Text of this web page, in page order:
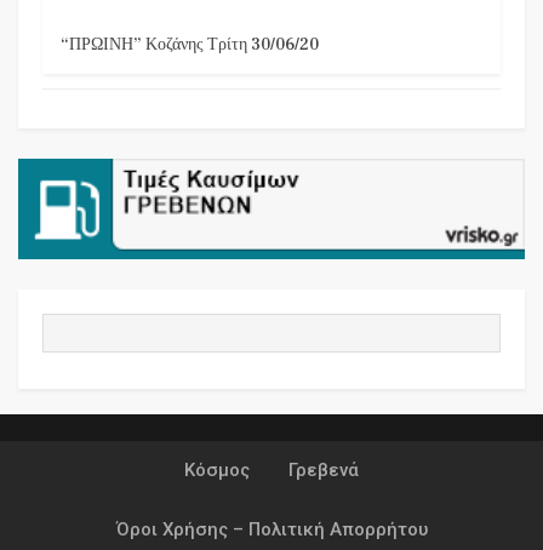
“ΠΡΩΙΝΗ” Κοζάνης Τρίτη 30/06/20
Κόσμος Γρεβενά
Όροι Χρήσης – Πολιτική Απορρήτου